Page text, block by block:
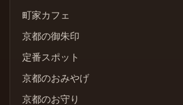
町家カフェ
京都の御朱印
定番スポット
京都のおみやげ
京都のお守り